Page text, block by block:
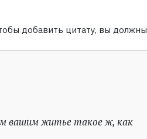
добавить цитату, вы должны
вашим житье такое ж, как